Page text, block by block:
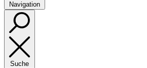
Navigation
Suche